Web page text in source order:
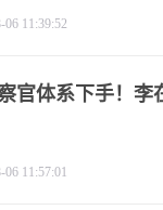
06 11:39:52
官体系下手！李
06 11:57:01